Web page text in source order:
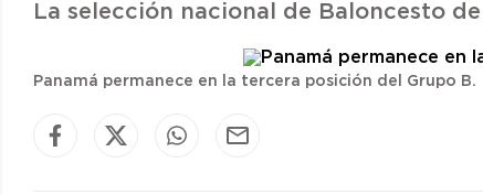
La selección nacional de Baloncesto
Panamá permanece en la tercera posición del Grupo B.